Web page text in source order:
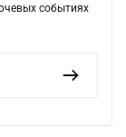
событиях